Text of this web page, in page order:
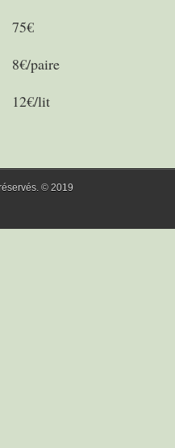
75€
8€/paire
12€/lit
© 2019